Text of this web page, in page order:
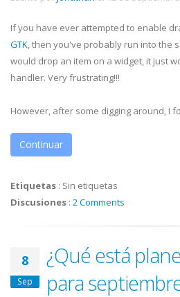
If you have ever attempted to enable
GTK, then you've probably run into the
would drop an item on a widget, it just
handler. Very frustrating!!!
However, after some digging around, I
Continuar
Etiquetas : Sin etiquetas
Discusiones : 2 Comments
8
Sep
¿Qué está
para